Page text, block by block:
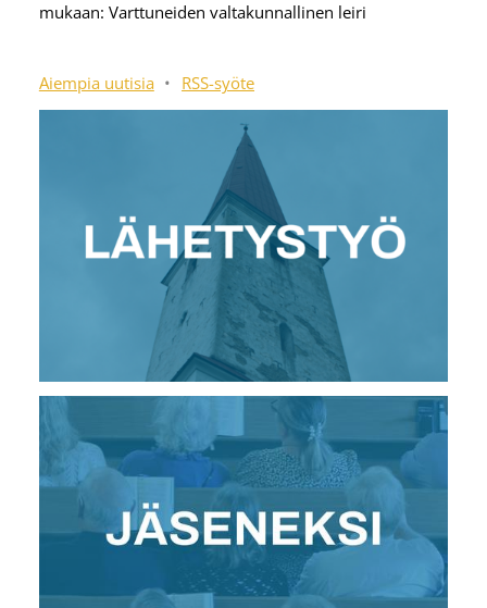
mukaan: Varttuneiden valtakunnallinen leiri
Aiempia uutisia • RSS-syöte